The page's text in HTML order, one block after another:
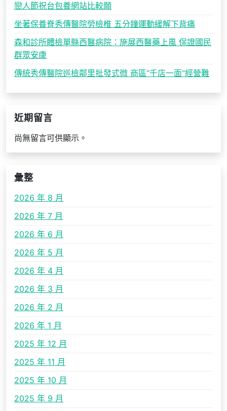
戀人節祝台包養網站比較願
坐著保養脊秀傳醫院勞檢椎 五分鐘運動緩解下背痛
森和診所體檢單縣西醫病院：施展西醫藥上風 保證國民
群眾安康
傳統秀傳醫院巡檢鄰里批發式微 商區“千店一面”經營難
近期留言
尚無留言可供顯示。
彙整
2026 年 8 月
2026 年 7 月
2026 年 6 月
2026 年 5 月
2026 年 4 月
2026 年 3 月
2026 年 2 月
2026 年 1 月
2025 年 12 月
2025 年 11 月
2025 年 10 月
2025 年 9 月